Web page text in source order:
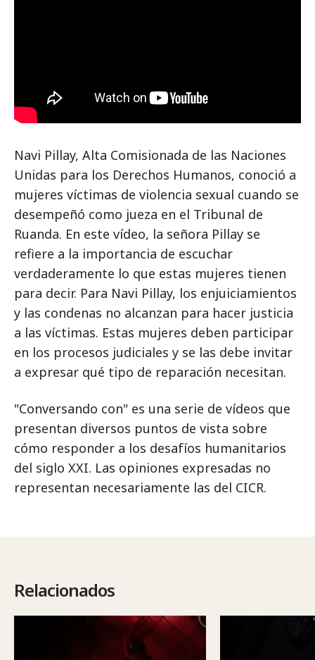
Navi Pillay, Alta Comisionada de las Naciones
Unidas para los Derechos Humanos, conoció a
mujeres víctimas de violencia sexual cuando se
desempeñó como jueza en el Tribunal de
Ruanda. En este vídeo, la señora Pillay se
refiere a la importancia de escuchar
verdaderamente lo que estas mujeres tienen
para decir. Para Navi Pillay, los enjuiciamientos
y las condenas no alcanzan para hacer justicia
a las víctimas. Estas mujeres deben participar
en los procesos judiciales y se las debe invitar
a expresar qué tipo de reparación necesitan.
"Conversando con" es una serie de vídeos que
presentan diversos puntos de vista sobre
cómo responder a los desafíos humanitarios
del siglo XXI. Las opiniones expresadas no
representan necesariamente las del CICR.
Relacionados